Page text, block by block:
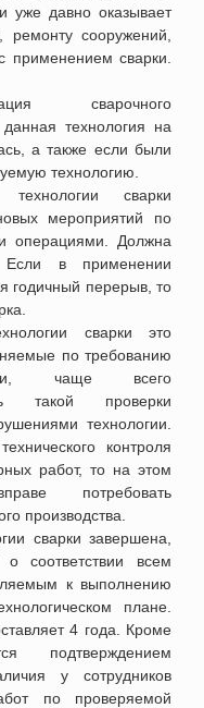
уже давно оказывает
ремонту сооружений,
применением сварки.
сварочного
данная технология на
а также если были
технологию
сварки
мероприятий по
операциями. Должна
в применении
годичный перерыв, то
сварки это
по требованию
чаще всего
такой проверки
технологии
контроля
работ, то на этом
потребовать
производства.
сварки завершена,
о соответствии всем
к выполнению
плане.
4 года. Кроме
подтверждением
у сотрудников
по проверяемой